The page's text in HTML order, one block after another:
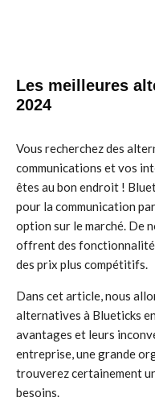
Les meilleures
2024
Vous recherchez des
communications et vos
êtes au bon endroit !
pour la communication
option sur le marché. De
offrent des
des prix plus compétitifs.
Dans cet article, nous
alternatives à Blueticks
avantages et leurs
entreprise, une grande
trouverez certainement
besoins.